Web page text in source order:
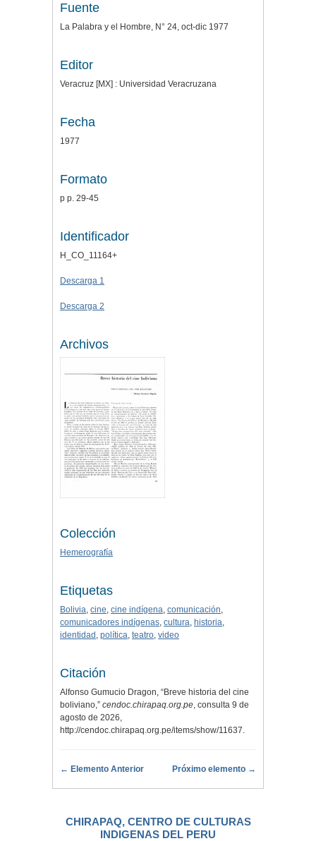
Fuente
La Palabra y el Hombre, N° 24, oct-dic 1977
Editor
Veracruz [MX] : Universidad Veracruzana
Fecha
1977
Formato
p p. 29-45
Identificador
H_CO_11164+
Descarga 1
Descarga 2
Archivos
Colección
Hemerografía
Etiquetas
Bolivia, cine, cine indígena, comunicación,
comunicadores indígenas, cultura, historia,
identidad , política, teatro, video
Citación
Alfonso Gumucio Dragon, “Breve historia del cine
boliviano,” cendoc.chirapaq.org.pe, consulta 9 de
agosto de 2026,
http://cendoc.chirapaq.org.pe/items/show/11637.
← Elemento Anterior Próximo elemento →
CHIRAPAQ, CENTRO DE CULTURAS
INDIGENAS DEL PERU